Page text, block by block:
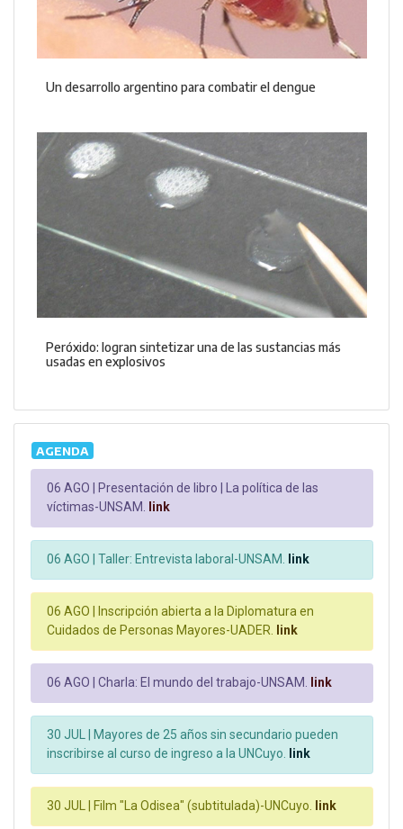
Un desarrollo argentino para combatir el dengue
Peróxido: logran sintetizar una de las sustancias más
usadas en explosivos
AGENDA
06 AGO |
Presentación de libro | La política de las
víctimas-UNSAM. link
06 AGO | Taller: Entrevista laboral-UNSAM. link
06 AGO |
Inscripción abierta a la Diplomatura en
Cuidados de Personas Mayores-UADER. link
06 AGO | Charla: El mundo del trabajo-UNSAM. link
30 JUL |
Mayores de 25 años sin secundario pueden
inscribirse al curso de ingreso a la UNCuyo. link
30 JUL | Film "La Odisea" (subtitulada)-UNCuyo. link